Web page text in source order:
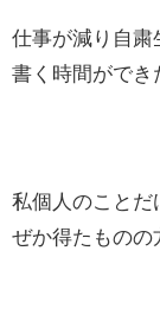
仕事が減り自粛
書く時間ができ
私個人のことだ
ぜか得たものの